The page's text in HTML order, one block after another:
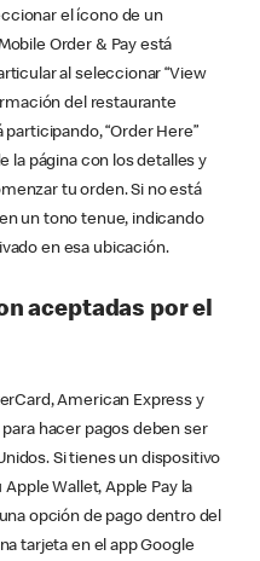
el ícono de un
Order & Pay está
al seleccionar “View
del restaurante
“Order Here”
la página con los detalles y
tu orden. Si no está
un tono tenue, indicando
en esa ubicación.
aceptadas por el
American Express y
hacer pagos deben ser
Si tienes un dispositivo
Wallet, Apple Pay la
opción de pago dentro del
tarjeta en el app Google